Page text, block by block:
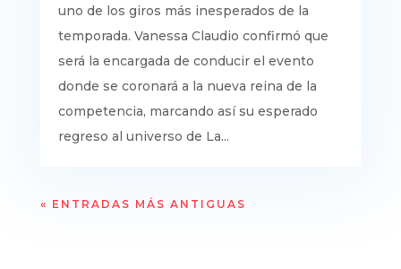
uno de los giros más inesperados de la
temporada. Vanessa Claudio confirmó que
será la encargada de conducir el evento
donde se coronará a la nueva reina de la
competencia, marcando así su esperado
regreso al universo de La...
« ENTRADAS MÁS ANTIGUAS